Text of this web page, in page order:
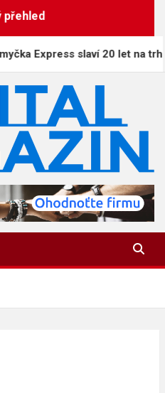
přehled
Express slaví 20 let na trhu